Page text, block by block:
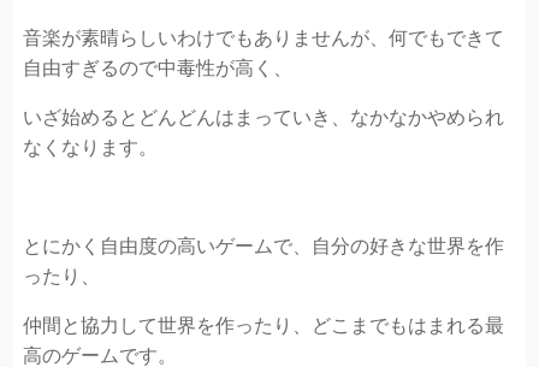
音楽が素晴らしいわけでもありませんが、何でもできて
自由すぎるので中毒性が高く、
いざ始めるとどんどんはまっていき、なかなかやめられ
なくなります。
とにかく自由度の高いゲームで、自分の好きな世界を作
ったり、
仲間と協力して世界を作ったり、どこまでもはまれる最
高のゲームです。